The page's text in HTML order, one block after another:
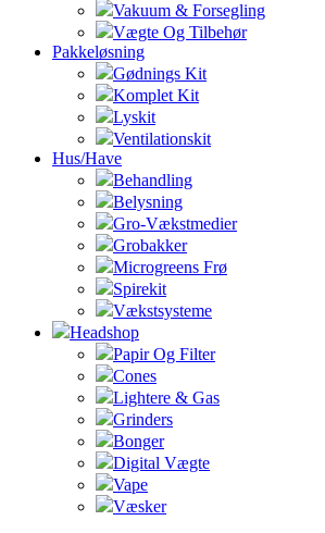
Vakuum & Forsegling
Vægte Og Tilbehør
Pakkeløsning
Gødnings Kit
Komplet Kit
Lyskit
Ventilationskit
Hus/Have
Behandling
Belysning
Gro-Vækstmedier
Grobakker
Microgreens Frø
Spirekit
Vækstsysteme
Headshop
Papir Og Filter
Cones
Lightere & Gas
Grinders
Bonger
Digital Vægte
Vape
Væsker